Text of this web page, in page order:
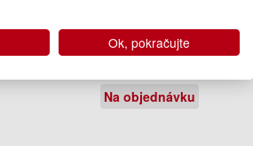
Shannon Hale
Na objednávku
Ok, pokračujte